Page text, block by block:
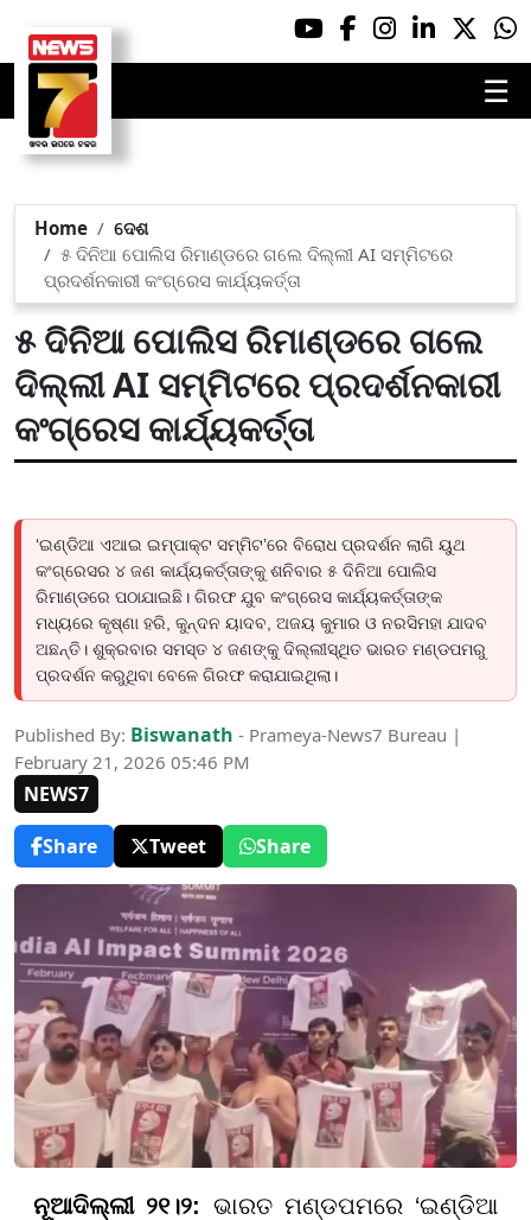
☰
Home
ଦେଶ
୫ ଦିନିଆ ପୋଲିସ ରିମାଣ୍ଡରେ ଗଲେ ଦିଲ୍ଲୀ AI ସମ୍ମିଟରେ
ପ୍ରଦର୍ଶନକାରୀ କଂଗ୍ରେସ କାର୍ଯ୍ୟକର୍ତ୍ତା
୫ ଦିନିଆ ପୋଲିସ ରିମାଣ୍ଡରେ ଗଲେ
ଦିଲ୍ଲୀ AI ସମ୍ମିଟରେ ପ୍ରଦର୍ଶନକାରୀ
କଂଗ୍ରେସ କାର୍ଯ୍ୟକର୍ତ୍ତା
‘ଇଣ୍ଡିଆ ଏଆଇ ଇମ୍ପାକ୍ଟ ସମ୍ମିଟ’ରେ ବିରୋଧ ପ୍ରଦର୍ଶନ ଲାଗି ୟୁଥ
କଂଗ୍ରେସର ୪ ଜଣ କାର୍ଯ୍ୟକର୍ତ୍ତାଙ୍କୁ ଶନିବାର ୫ ଦିନିଆ ପୋଲିସ
ରିମାଣ୍ଡରେ ପଠାଯାଇଛି। ଗିରଫ ଯୁବ କଂଗ୍ରେସ କାର୍ଯ୍ୟକର୍ତ୍ତାଙ୍କ
ମଧ୍ୟରେ କୃଷ୍ଣା ହରି, କୁନ୍ଦନ ୟାଦବ, ଅଜୟ କୁମାର ଓ ନରସିମହା ଯାଦବ
ଅଛନ୍ତି। ଶୁକ୍ରବାର ସମସ୍ତ ୪ ଜଣଙ୍କୁ ଦିଲ୍ଲୀସ୍ଥିତ ଭାରତ ମଣ୍ଡପମରୁ
ପ୍ରଦର୍ଶନ କରୁଥିବା ବେଳେ ଗିରଫ କରାଯାଇଥିଲା।
Published By: Biswanath - Prameya-News7 Bureau |
February 21, 2026 05:46 PM
NEWS7
Share
Tweet Share
ନୂଆଦିଲ୍ଲୀ ୨୧।୨: ଭାରତ ମଣ୍ଡପମରେ ‘ଇଣ୍ଡିଆ